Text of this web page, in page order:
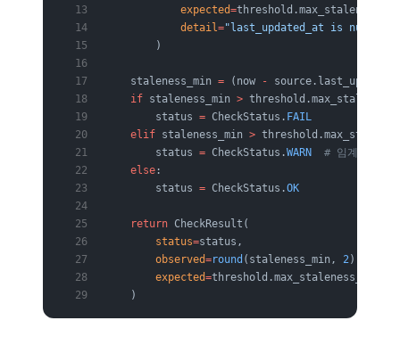
            expected
=
            detail
="last_updated_at is null"
        )
    staleness_min
= (now -
    if
staleness_min >
        status
= CheckStatus. FAIL
    elif
staleness_min >
        status
= CheckStatus.WARN
# 임계의 80%
    else
:
        status
= CheckStatus.OK
    return
CheckResult(
        status
=status,
        observed
=round (staleness_min, 2),
        expected
=
    )